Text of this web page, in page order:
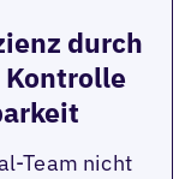
durch
Team nicht